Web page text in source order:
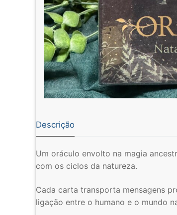
Descrição
Um oráculo envolto na magia
com os ciclos da natureza.
Cada carta transporta mensagens
ligação entre o humano e o mundo